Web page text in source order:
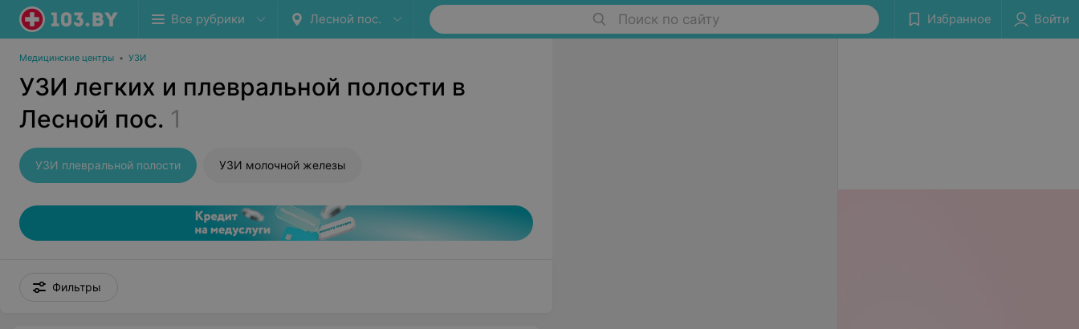
Все рубрики Лесной пос. Поиск по сайту Избранное Войти
Медицинские центры • УЗИ
УЗИ легких и плевральной полости в
Лесной пос. 1
УЗИ плевральной полости УЗИ молочной железы
Фильтры